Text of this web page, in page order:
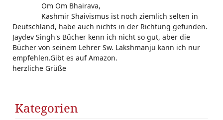
Om Om Bhairava,
Kashmir Shaivismus ist noch ziemlich selten in
Deutschland, habe auch nichts in der Richtung gefunden.
Jaydev Singh's Bücher kenn ich nicht so gut, aber die
Bücher von seinem Lehrer Sw. Lakshmanju kann ich nur
empfehlen.Gibt es auf Amazon.
herzliche Grüße
Kategorien